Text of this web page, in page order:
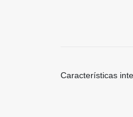
Características